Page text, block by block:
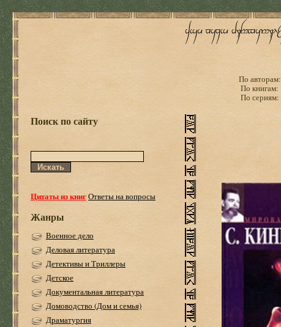
По авторам:
По книгам:
По сериям:
Поиск по сайту
Цитаты из книгОтветы на вопросы
Жанры
Военное дело
Деловая литература
Детективы и Триллеры
Детское
Документальная литература
Домоводство (Дом и семья)
Драматургия